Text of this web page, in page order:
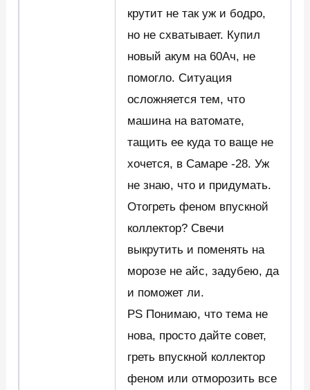
крутит не так уж и бодро,
но не схватывает. Купил
новый акум на 60Ач, не
помогло. Ситуация
осложняется тем, что
машина на ватомате,
тащить ее куда то ваще не
хочется, в Самаре -28. Уж
не знаю, что и придумать.
Отогреть феном впускной
коллектор? Свечи
выкрутить и поменять на
морозе не айс, задубею, да
и поможет ли.
PS Понимаю, что тема не
нова, просто дайте совет,
греть впускной коллектор
феном или отморозить все